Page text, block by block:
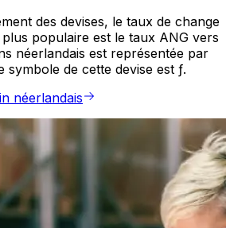
des devises, le taux de change
populaire est le taux ANG vers
néerlandais est représentée par
symbole de cette devise est ƒ.
néerlandais